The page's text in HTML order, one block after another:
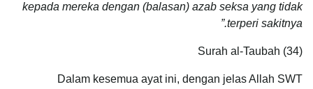
kepada mereka dengan (balasan) azab seksa yang tidak
terperi sakitnya.”
Surah al-Taubah (34)
Dalam kesemua ayat ini, dengan jelas Allah SWT